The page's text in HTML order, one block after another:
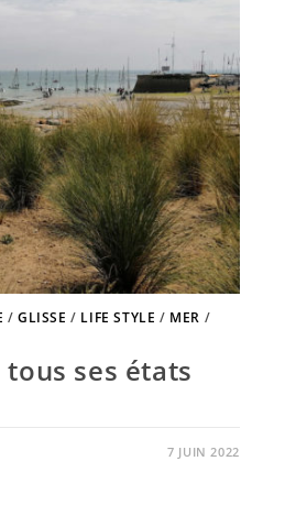
/GLISSE / LIFE STYLE / MER /
tous ses états
7 JUIN 2022